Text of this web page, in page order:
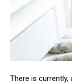
There is